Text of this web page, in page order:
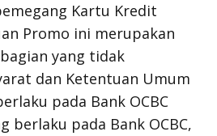
Kartu Kredit
Promo ini merupakan
yang tidak
dan Ketentuan Umum
pada Bank OCBC
berlaku pada Bank OCBC,